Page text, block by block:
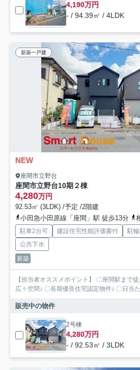
4,190万円
- / 94.39㎡ / 4LDK
新築一戸建
NEW
座間市立野台
座間市立野台10期２棟
4,280万円
92.53㎡ (3LDK) /予定 /2階建
小田急小田原線「座間」駅 徒歩13分
駐車2台可 建設住宅性能評価書付 駐
公共下水
新築
【担当者オススメポイント】 〇座間駅まで
広々空間♪ 〇長期優良住宅認定物件♪ 〇日当
販売中の物件
2号棟
4,280万円
- / 92.53㎡ / 3LDK